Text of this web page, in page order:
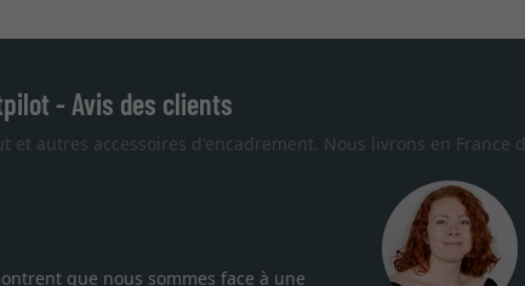
- Avis des clients
autres accessoires d'encadrement. Nous livrons en France
que nous sommes face à une